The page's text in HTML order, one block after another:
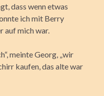
dass wenn etwas
ich mit Berry
auf mich war.
meinte Georg, „wir
kaufen, das alte war